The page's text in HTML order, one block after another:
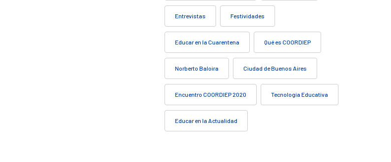
Entrevistas Festividades
Educar en la Cuarentena Qué es COORDIEP
Norberto Baloira Ciudad de Buenos Aires
Encuentro COORDIEP 2020 Tecnología Educativa
Educar en la Actualidad